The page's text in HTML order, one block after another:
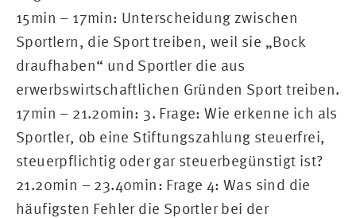
15min – 17min: Unterscheidung zwischen
Sportlern, die Sport treiben, weil sie „Bock
draufhaben“ und Sportler die aus
erwerbswirtschaftlichen Gründen Sport treiben.
17min – 21.20min: 3. Frage: Wie erkenne ich als
Sportler, ob eine Stiftungszahlung steuerfrei,
steuerpflichtig oder gar steuerbegünstigt ist?
21.20min – 23.40min: Frage 4: Was sind die
häufigsten Fehler die Sportler bei der